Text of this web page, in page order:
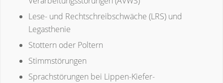
Lese- und Rechtschreibschwäche (LRS) und
Legasthenie
Stottern oder Poltern
Stimmstörungen
Sprachstörungen bei Lippen-Kiefer-